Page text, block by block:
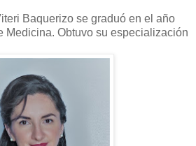
Baquerizo se graduó en el año
Medicina. Obtuvo su especialización